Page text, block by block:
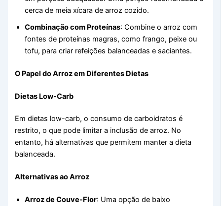
cerca de meia xícara de arroz cozido.
Combinação com Proteínas: Combine o arroz com
fontes de proteínas magras, como frango, peixe ou
tofu, para criar refeições balanceadas e saciantes.
O Papel do Arroz em Diferentes Dietas
Dietas Low-Carb
Em dietas low-carb, o consumo de carboidratos é
restrito, o que pode limitar a inclusão de arroz. No
entanto, há alternativas que permitem manter a dieta
balanceada.
Alternativas ao Arroz
Arroz de Couve-Flor: Uma opção de baixo